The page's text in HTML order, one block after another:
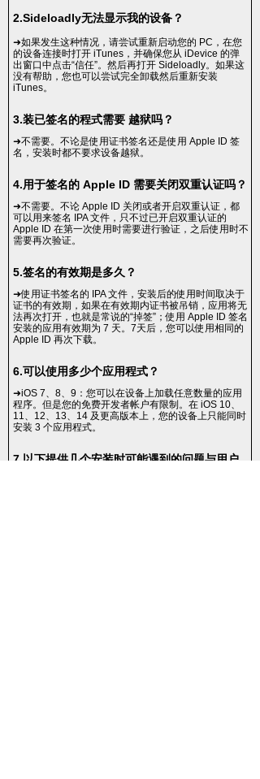
2.Sideloadly无法显示我的设备？
➜如果发生这种情况，请尝试重新启动您的 PC，在您
的设备连接时打开 iTunes，并确保您从 iDevice 的弹
出窗口中点击“信任”。然后再打开 Sideloadly。如果这
没有帮助，您也可以尝试完全卸载然后重新安装
iTunes。
3.装已签名的程式需要 越狱吗？
➜不需要。不论是使用证书签名还是使用 Apple ID 签
名，安装时都不要求设备越狱。
4.用于签名的 Apple ID 需要关闭双重认证吗？
➜不需要。不论 Apple ID 关闭或者开启双重认证，都
可以用来签名 IPA 文件，只不过已开启双重认证的
Apple ID 在第一次使用时需要进行验证，之后使用时不
需要再次验证。
​​​​​​​5.签名的有效期是多久？
​​​​​​​➜使用证书签名的 IPA 文件，安装后的使用时间取决于
证书的有效期，如果在有效期内证书被吊销，应用将无
法再次打开，也就是常说的“掉签”；使用 Apple ID 签名
安装的应用有效期为 7 天。7天后，您可以使用相同的
Apple ID 再次下载。
​​​​​​​6.可以使用多少个应用程式？
​​​​​​​➜iOS 7、8、9：您可以在设备上加载任意数量的应用
程序。但是您的免费开发者帐户有限制。在 iOS 10、
11、12、13、14 及更高版本上，您的设备上只能同时
安装 3 个应用程式。
​​​​​​​7.以下提供几个安装时可能遇到的问题与用户